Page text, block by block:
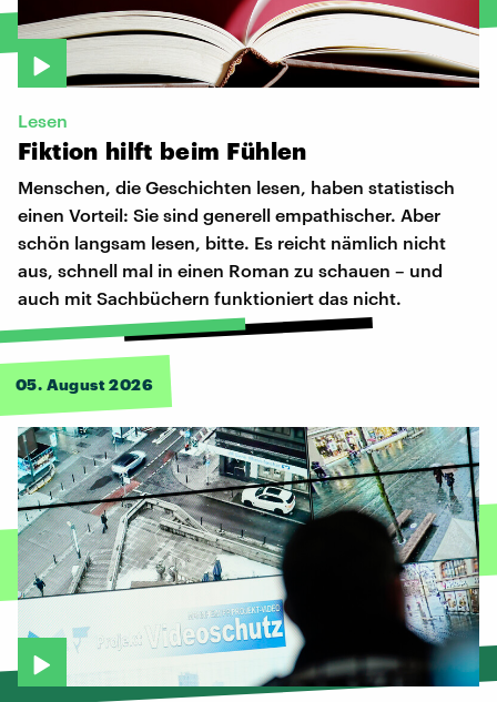
Lesen
Fiktion hilft beim Fühlen
Menschen, die Geschichten lesen, haben statistisch
einen Vorteil: Sie sind generell empathischer. Aber
schön langsam lesen, bitte. Es reicht nämlich nicht
aus, schnell mal in einen Roman zu schauen – und
auch mit Sachbüchern funktioniert das nicht.
05. August 2026